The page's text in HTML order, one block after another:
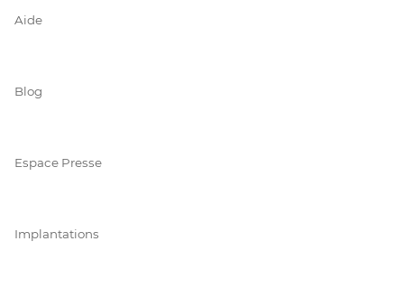
Aide
Blog
Espace Presse
Implantations